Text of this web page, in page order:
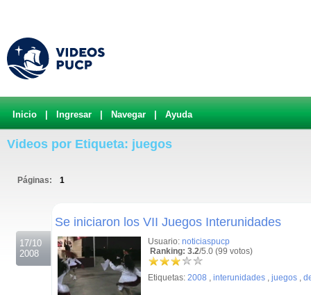
Inicio Ingresar Navegar Ayuda
Videos por Etiqueta: juegos
Páginas: 1
17/10
2008
Se iniciaron los VII Juegos Interunidades
Usuario: noticiaspucp
Ranking: 3.2/5.0 (99 votos)
Etiquetas: 2008 , interunidades , juegos ,